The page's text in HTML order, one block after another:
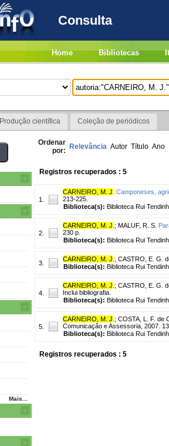
Consulta
Home Bibliotecas
Produção científica Coleção de periódicos
Mais...
Ordenar
por: Relevância Autor Título Ano
Registros recuperados : 5
1.
CARNEIRO, M. J Camponeses,
213-225.
Biblioteca(s): Biblioteca Rui
2.
CARNEIRO, M. J ; MALUF, R. S.
230 p.
Biblioteca(s): Biblioteca Rui
3.
CARNEIRO, M. J ; CASTRO, E. G.
Biblioteca(s): Biblioteca Rui
4.
CARNEIRO, M. J ; CASTRO, E. G.
Inclui bibliografia.
Biblioteca(s): Biblioteca Rui
5.
CARNEIRO, M. J ; COSTA, L. F. de
Comunicação e Assessoria, 2007.
Biblioteca(s): Biblioteca Rui
Registros recuperados : 5